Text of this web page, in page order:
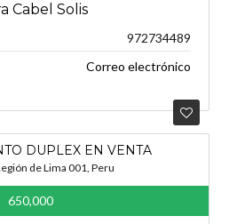
Cabel Solis
972734489
Correo electrónico
DUPLEX EN VENTA
de Lima 001, Peru
650,000